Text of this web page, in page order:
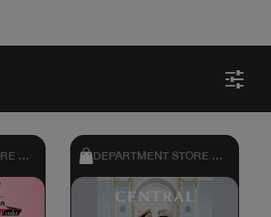
&
DEPARTMENT STORE &
SHOPPING